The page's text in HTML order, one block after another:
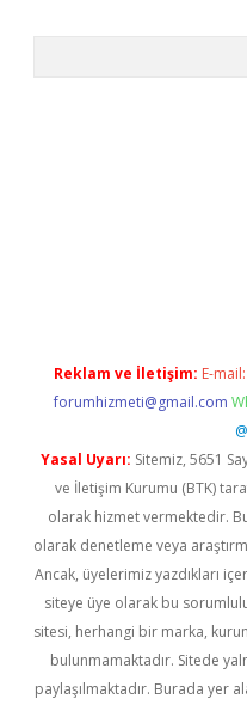
Reklam ve İletişim: E-mail:
forumhizmeti@gmail.com
Yasal Uyarı: Sitemiz, 5651
ve İletişim Kurumu (BTK)
olarak hizmet vermektedir.
olarak denetleme veya
Ancak, üyelerimiz yazdıkları
siteye üye olarak bu
sitesi, herhangi bir marka,
bulunmamaktadır. Sitede
paylaşılmaktadır. Burada yer